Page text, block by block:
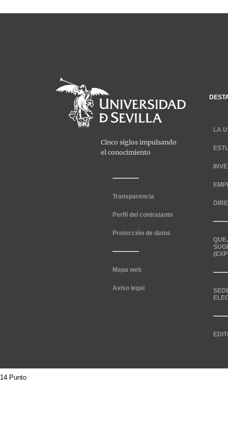
Transparencia
Perfil del contratante
Protección de datos
Mapa web
Aviso legal
LA
14 Punto